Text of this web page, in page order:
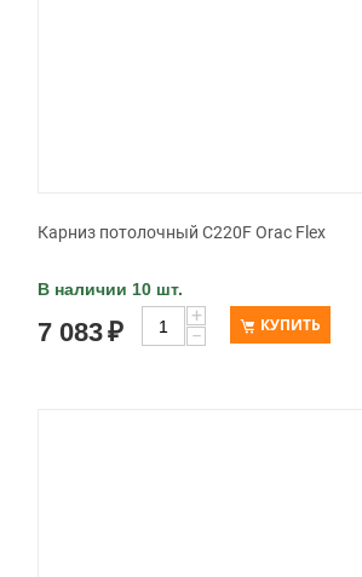
Карниз потолочный C220F Orac Flex
В наличии 10 шт.
7 083₽
+
−
КУПИТЬ